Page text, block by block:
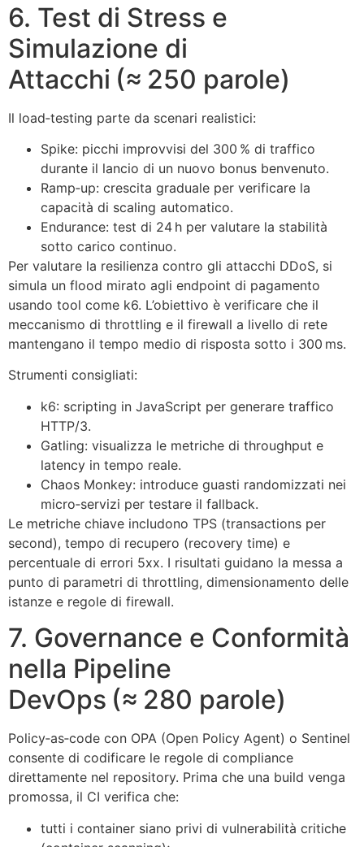
6. Test di Stress e
Simulazione di
Attacchi (≈ 250 parole)
Il load‑testing parte da scenari realistici:
Spike: picchi improvvisi del 300 % di traffico
durante il lancio di un nuovo bonus benvenuto.
Ramp‑up: crescita graduale per verificare la
capacità di scaling automatico.
Endurance: test di 24 h per valutare la stabilità
sotto carico continuo.
Per valutare la resilienza contro gli attacchi DDoS, si
simula un flood mirato agli endpoint di pagamento
usando tool come k6. L’obiettivo è verificare che il
meccanismo di throttling e il firewall a livello di rete
mantengano il tempo medio di risposta sotto i 300 ms.
Strumenti consigliati:
k6: scripting in JavaScript per generare traffico
HTTP/3.
Gatling: visualizza le metriche di throughput e
latency in tempo reale.
Chaos Monkey: introduce guasti randomizzati nei
micro‑servizi per testare il fallback.
Le metriche chiave includono TPS (transactions per
second), tempo di recupero (recovery time) e
percentuale di errori 5xx. I risultati guidano la messa a
punto di parametri di throttling, dimensionamento delle
istanze e regole di firewall.
7. Governance e Conformità
nella Pipeline
DevOps (≈ 280 parole)
Policy‑as‑code con OPA (Open Policy Agent) o Sentinel
consente di codificare le regole di compliance
direttamente nel repository. Prima che una build venga
promossa, il CI verifica che:
tutti i container siano privi di vulnerabilità critiche